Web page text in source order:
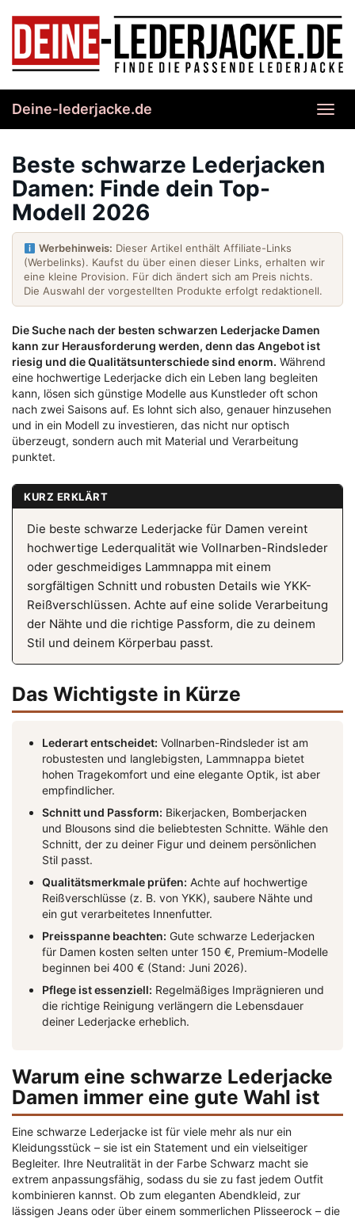
content
Deine-lederjacke.de
Beste schwarze Lederjacken
Damen: Finde dein Top-
Modell 2026
Werbehinweis: Dieser Artikel enthält Affiliate-Links
(Werbelinks). Kaufst du über einen dieser Links, erhalten wir
eine kleine Provision. Für dich ändert sich am Preis nichts.
Die Auswahl der vorgestellten Produkte erfolgt redaktionell.
Die Suche nach der besten schwarzen Lederjacke Damen
kann zur Herausforderung werden, denn das Angebot ist
riesig und die Qualitätsunterschiede sind enorm. Während
eine hochwertige Lederjacke dich ein Leben lang begleiten
kann, lösen sich günstige Modelle aus Kunstleder oft schon
nach zwei Saisons auf. Es lohnt sich also, genauer hinzusehen
und in ein Modell zu investieren, das nicht nur optisch
überzeugt, sondern auch mit Material und Verarbeitung
punktet.
KURZ ERKLÄRT
Die beste schwarze Lederjacke für Damen vereint
hochwertige Lederqualität wie Vollnarben-Rindsleder
oder geschmeidiges Lammnappa mit einem
sorgfältigen Schnitt und robusten Details wie YKK-
Reißverschlüssen. Achte auf eine solide Verarbeitung
der Nähte und die richtige Passform, die zu deinem
Stil und deinem Körperbau passt.
Das Wichtigste in Kürze
Lederart entscheidet: Vollnarben-Rindsleder ist am
robustesten und langlebigsten, Lammnappa bietet
hohen Tragekomfort und eine elegante Optik, ist aber
empfindlicher.
Schnitt und Passform: Bikerjacken, Bomberjacken
und Blousons sind die beliebtesten Schnitte. Wähle den
Schnitt, der zu deiner Figur und deinem persönlichen
Stil passt.
Qualitätsmerkmale prüfen: Achte auf hochwertige
Reißverschlüsse (z. B. von YKK), saubere Nähte und
ein gut verarbeitetes Innenfutter.
Preisspanne beachten: Gute schwarze Lederjacken
für Damen kosten selten unter 150 €, Premium-Modelle
beginnen bei 400 € (Stand: Juni 2026).
Pflege ist essenziell: Regelmäßiges Imprägnieren und
die richtige Reinigung verlängern die Lebensdauer
deiner Lederjacke erheblich.
Warum eine schwarze Lederjacke
Damen immer eine gute Wahl ist
Eine schwarze Lederjacke ist für viele mehr als nur ein
Kleidungsstück – sie ist ein Statement und ein vielseitiger
Begleiter. Ihre Neutralität in der Farbe Schwarz macht sie
extrem anpassungsfähig, sodass du sie zu fast jedem Outfit
kombinieren kannst. Ob zum eleganten Abendkleid, zur
lässigen Jeans oder über einem sommerlichen Plisseerock – die